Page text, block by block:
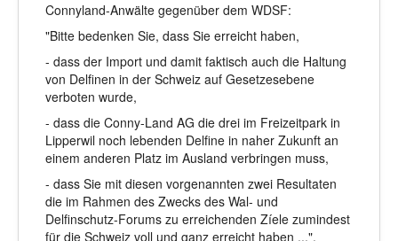
Connyland-Anwälte gegenüber dem WDSF:
"Bitte bedenken Sie, dass Sie erreicht haben,
- dass der Import und damit faktisch auch die Haltung
von Delfinen in der Schweiz auf Gesetzesebene
verboten wurde,
- dass die Conny-Land AG die drei im Freizeitpark in
Lipperwil noch lebenden Delfine in naher Zukunft an
einem anderen Platz im Ausland verbringen muss,
- dass Sie mit diesen vorgenannten zwei Resultaten
die im Rahmen des Zwecks des Wal- und
Delfinschutz-Forums zu erreichenden Zíele zumindest
für die Schweiz voll und ganz erreicht haben ...".